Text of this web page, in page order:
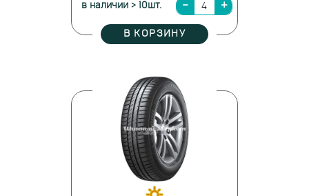
в наличии > 10шт.
В КОРЗИНУ